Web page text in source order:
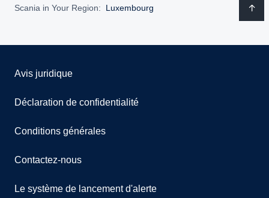
Scania in Your Region: Luxembourg
Avis juridique
Déclaration de confidentialité
Conditions générales
Contactez-nous
Le système de lancement d'alerte